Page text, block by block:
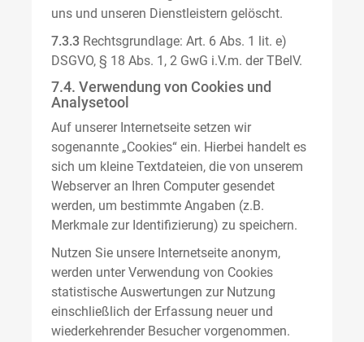
uns und unseren Dienstleistern gelöscht.
7.3.3 Rechtsgrundlage: Art. 6 Abs. 1 lit. e)
DSGVO, § 18 Abs. 1, 2 GwG i.V.m. der TBelV.
7.4. Verwendung von Cookies und
Analysetool
Auf unserer Internetseite setzen wir
sogenannte „Cookies“ ein. Hierbei handelt es
sich um kleine Textdateien, die von unserem
Webserver an Ihren Computer gesendet
werden, um bestimmte Angaben (z.B.
Merkmale zur Identifizierung) zu speichern.
Nutzen Sie unsere Internetseite anonym,
werden unter Verwendung von Cookies
statistische Auswertungen zur Nutzung
einschließlich der Erfassung neuer und
wiederkehrender Besucher vorgenommen.